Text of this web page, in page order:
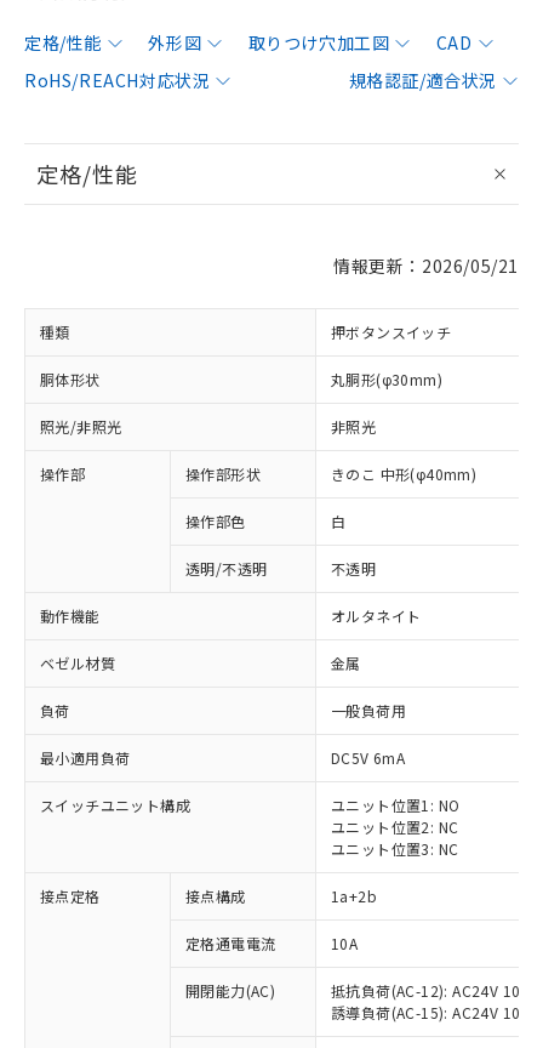
定格/性能 外形図 取りつけ穴加工図
CAD
RoHS/REACH対応状況
規格認証/適合状況
定格/性能
情報更新：2026/05/21
種類 押ボタンスイッチ
胴体形状 丸胴形(φ30mm)
照光/非照光 非照光
操作部 操作部形状 きのこ 中形(φ40mm)
操作部色 白
透明/不透明 不透明
動作機能 オルタネイト
ベゼル材質 金属
負荷 一般負荷用
最小適用負荷 DC5V 6mA
スイッチユニット構成
ユニット位置1: NO
ユニット位置2: NC
ユニット位置3: NC
接点定格 接点構成 1a+2b
定格通電電流 10A
開閉能力(AC)
抵抗負荷(AC-12): AC24V 10A/
誘導負荷(AC-15): AC24V
※1 対応状況
対応済み：EU RoHS指令（10物質）の
非含有に対応した製品が提供可能な商品で
対応予定：EU RoHS指令（10物質）の非含